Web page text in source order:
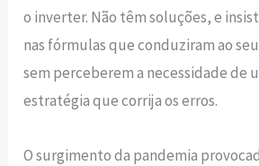
o inverter. Não têm soluções, e
nas fórmulas que conduziram ao
sem perceberem a necessidade de
estratégia que corrija os erros.
O surgimento da pandemia